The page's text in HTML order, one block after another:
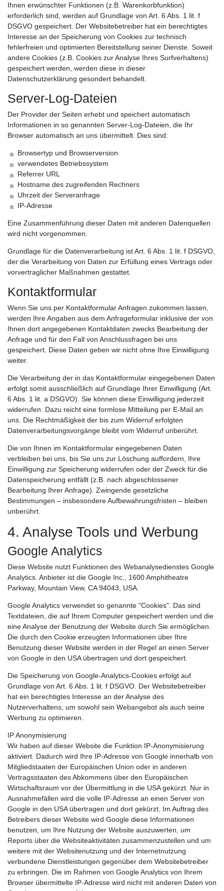
Ihnen erwünschter Funktionen (z.B. Warenkorbfunktion)
erforderlich sind, werden auf Grundlage von Art. 6 Abs. 1 lit. f
DSGVO gespeichert. Der Websitebetreiber hat ein berechtigtes
Interesse an der Speicherung von Cookies zur technisch
fehlerfreien und optimierten Bereitstellung seiner Dienste. Soweit
andere Cookies (z.B. Cookies zur Analyse Ihres Surfverhaltens)
gespeichert werden, werden diese in dieser
Datenschutzerklärung gesondert behandelt.
Server-Log-Dateien
Der Provider der Seiten erhebt und speichert automatisch
Informationen in so genannten Server-Log-Dateien, die Ihr
Browser automatisch an uns übermittelt. Dies sind:
Browsertyp und Browserversion
verwendetes Betriebssystem
Referrer URL
Hostname des zugreifenden Rechners
Uhrzeit der Serveranfrage
IP-Adresse
Eine Zusammenführung dieser Daten mit anderen Datenquellen
wird nicht vorgenommen.
Grundlage für die Datenverarbeitung ist Art. 6 Abs. 1 lit. f DSGVO,
der die Verarbeitung von Daten zur Erfüllung eines Vertrags oder
vorvertraglicher Maßnahmen gestattet.
Kontaktformular
Wenn Sie uns per Kontaktformular Anfragen zukommen lassen,
werden Ihre Angaben aus dem Anfrageformular inklusive der von
Ihnen dort angegebenen Kontaktdaten zwecks Bearbeitung der
Anfrage und für den Fall von Anschlussfragen bei uns
gespeichert. Diese Daten geben wir nicht ohne Ihre Einwilligung
weiter.
Die Verarbeitung der in das Kontaktformular eingegebenen Daten
erfolgt somit ausschließlich auf Grundlage Ihrer Einwilligung (Art.
6 Abs. 1 lit. a DSGVO). Sie können diese Einwilligung jederzeit
widerrufen. Dazu reicht eine formlose Mitteilung per E-Mail an
uns. Die Rechtmäßigkeit der bis zum Widerruf erfolgten
Datenverarbeitungsvorgänge bleibt vom Widerruf unberührt.
Die von Ihnen im Kontaktformular eingegebenen Daten
verbleiben bei uns, bis Sie uns zur Löschung auffordern, Ihre
Einwilligung zur Speicherung widerrufen oder der Zweck für die
Datenspeicherung entfällt (z.B. nach abgeschlossener
Bearbeitung Ihrer Anfrage). Zwingende gesetzliche
Bestimmungen – insbesondere Aufbewahrungsfristen – bleiben
unberührt.
4. Analyse Tools und Werbung
Google Analytics
Diese Website nutzt Funktionen des Webanalysedienstes Google
Analytics. Anbieter ist die Google Inc., 1600 Amphitheatre
Parkway, Mountain View, CA 94043, USA.
Google Analytics verwendet so genannte "Cookies". Das sind
Textdateien, die auf Ihrem Computer gespeichert werden und die
eine Analyse der Benutzung der Website durch Sie ermöglichen.
Die durch den Cookie erzeugten Informationen über Ihre
Benutzung dieser Website werden in der Regel an einen Server
von Google in den USA übertragen und dort gespeichert.
Die Speicherung von Google-Analytics-Cookies erfolgt auf
Grundlage von Art. 6 Abs. 1 lit. f DSGVO. Der Websitebetreiber
hat ein berechtigtes Interesse an der Analyse des
Nutzerverhaltens, um sowohl sein Webangebot als auch seine
Werbung zu optimieren.
IP Anonymisierung
Wir haben auf dieser Website die Funktion IP-Anonymisierung
aktiviert. Dadurch wird Ihre IP-Adresse von Google innerhalb von
Mitgliedstaaten der Europäischen Union oder in anderen
Vertragsstaaten des Abkommens über den Europäischen
Wirtschaftsraum vor der Übermittlung in die USA gekürzt. Nur in
Ausnahmefällen wird die volle IP-Adresse an einen Server von
Google in den USA übertragen und dort gekürzt. Im Auftrag des
Betreibers dieser Website wird Google diese Informationen
benutzen, um Ihre Nutzung der Website auszuwerten, um
Reports über die Websiteaktivitäten zusammenzustellen und um
weitere mit der Websitenutzung und der Internetnutzung
verbundene Dienstleistungen gegenüber dem Websitebetreiber
zu erbringen. Die im Rahmen von Google Analytics von Ihrem
Browser übermittelte IP-Adresse wird nicht mit anderen Daten von